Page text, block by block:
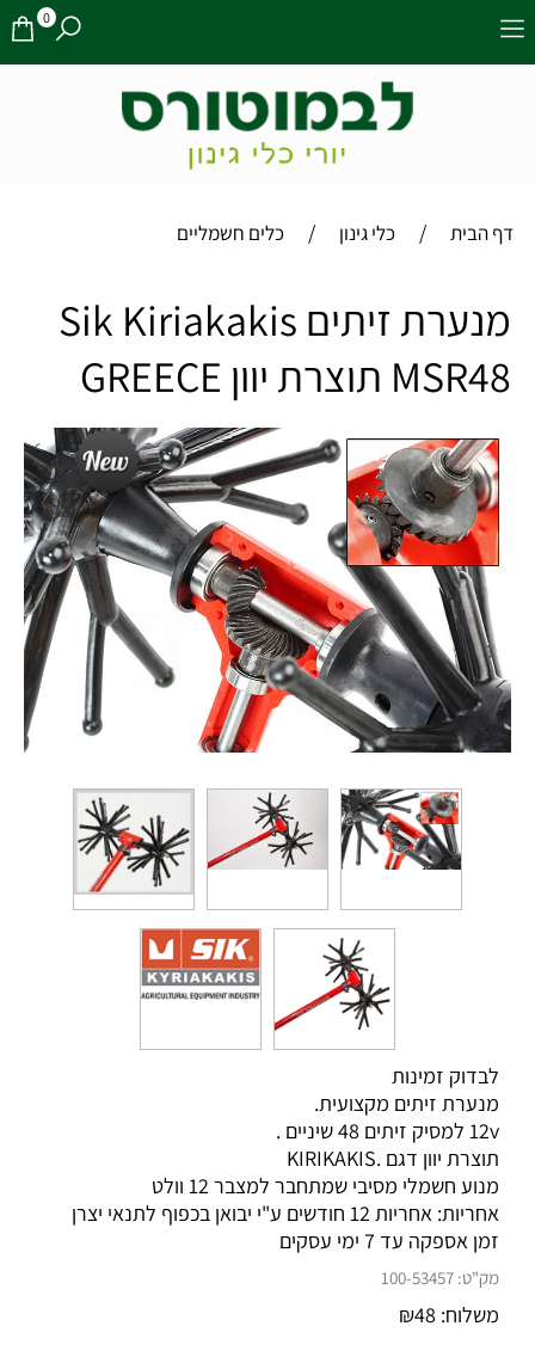
0
דף הבית / כלי גינון / כלים חשמליים
‏מנערת זיתים Sik Kiriakakis
MSR48 תוצרת יוון GREECE
לבדוק זמינות
מנערת זיתים מקצועית.
12v למסיק זיתים 48 שיניים .
תוצרת יוון דגם .KIRIKAKIS
מנוע חשמלי מסיבי שמתחבר למצבר 12 וולט
אחריות: אחריות 12 חודשים ע"י יבואן בכפוף לתנאי יצרן
זמן אספקה עד 7 ימי עסקים
מק"ט: 100-53457
משלוח: ₪48